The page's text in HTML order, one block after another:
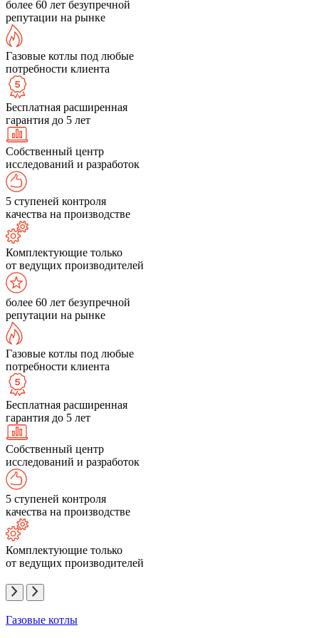
более 60 лет безупречной
репутации на рынке
Газовые котлы под любые
потребности клиента
Бесплатная расширенная
гарантия до 5 лет
Собственный центр
исследований и разработок
5 ступеней контроля
качества на производстве
Комплектующие только
от ведущих производителей
более 60 лет безупречной
репутации на рынке
Газовые котлы под любые
потребности клиента
Бесплатная расширенная
гарантия до 5 лет
Собственный центр
исследований и разработок
5 ступеней контроля
качества на производстве
Комплектующие только
от ведущих производителей
Газовые котлы